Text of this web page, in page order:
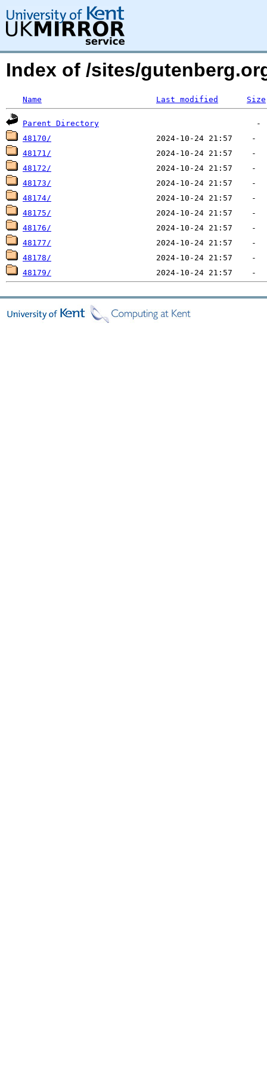
Index of /sites/
Name Last modified Size
Parent Directory
48170/
48171/
48172/
48173/
48174/
48175/
48176/
48177/
48178/
48179/